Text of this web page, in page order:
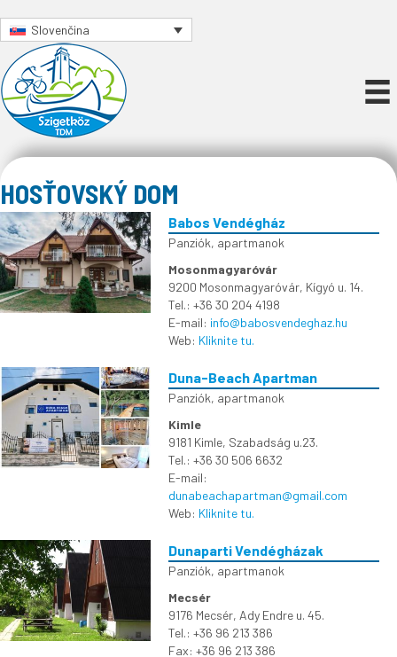
Slovenčina
HOSŤOVSKÝ DOM
Babos Vendégház
Panziók, apartmanok
Mosonmagyaróvár
9200 Mosonmagyaróvár, Kígyó u. 14.
Tel.: +36 30 204 4198
E-mail: info@babosvendeghaz.hu
Web: Kliknite tu.
Duna-Beach Apartman
Panziók, apartmanok
Kimle
9181 Kimle, Szabadság u.23.
Tel.: +36 30 506 6632
E-mail:
dunabeachapartman@gmail.com
Web: Kliknite tu.
Dunaparti Vendégházak
Panziók, apartmanok
Mecsér
9176 Mecsér, Ady Endre u. 45.
Tel.: +36 96 213 386
Fax: +36 96 213 386